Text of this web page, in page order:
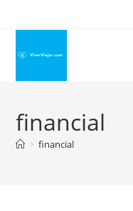
conteúdo
financial
> financial